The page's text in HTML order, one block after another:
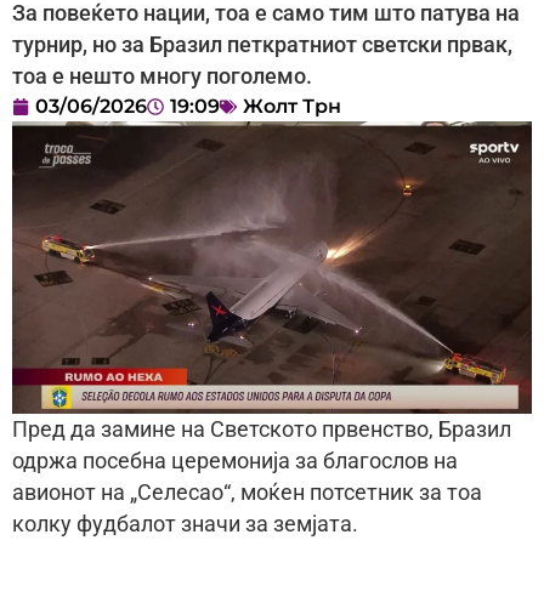
За повеќето нации, тоа е само тим што патува на
турнир, но за Бразил петкратниот светски првак,
тоа е нешто многу поголемо.
03/06/2026 19:09 Жолт Трн
Пред да замине на Светското првенство, Бразил
одржа посебна церемонија за благослов на
авионот на „Селесао“, моќен потсетник за тоа
колку фудбалот значи за земјата.